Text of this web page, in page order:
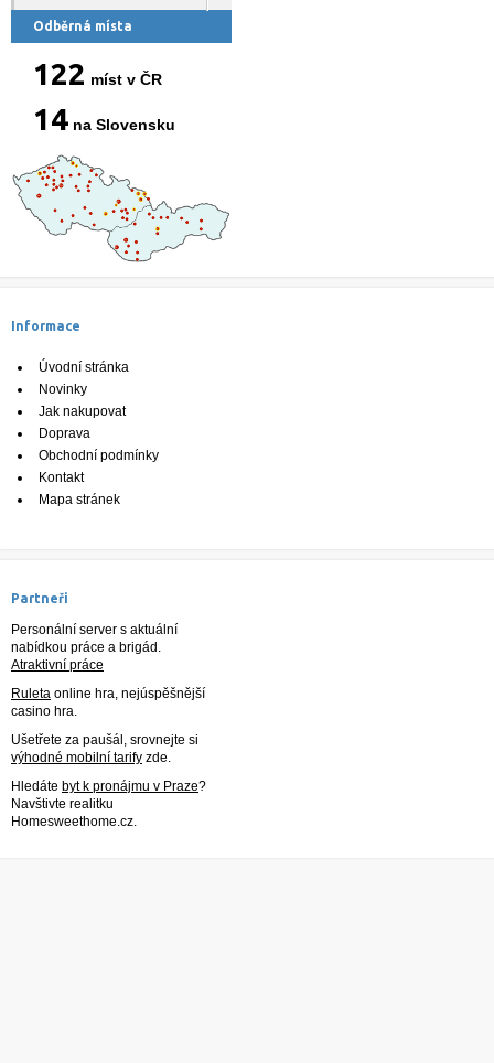
Odběrná místa
122 míst v ČR
14 na Slovensku
Informace
Úvodní stránka
Novinky
Jak nakupovat
Doprava
Obchodní podmínky
Kontakt
Mapa stránek
Partneři
Personální server s aktuální
nabídkou práce a brigád.
Atraktivní práce
Ruleta online hra, nejúspěšnější
casino hra.
Ušetřete za paušál, srovnejte si
výhodné mobilní tarify zde.
Hledáte byt k pronájmu v Praze?
Navštivte realitku
Homesweethome.cz.